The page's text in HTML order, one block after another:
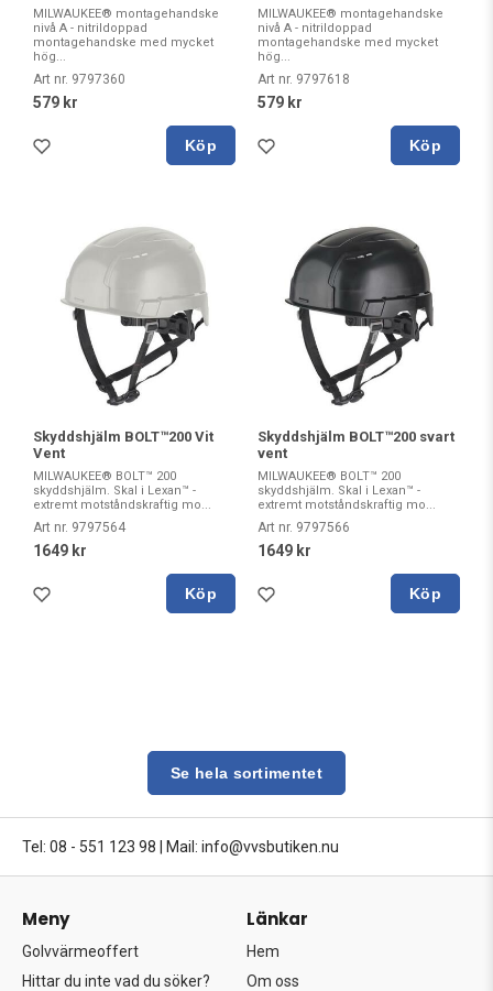
MILWAUKEE® montagehandske
nivå A - nitrildoppad
montagehandske med mycket
hög...
Art nr. 9797360
579 kr
Köp
MILWAUKEE® montagehandske
nivå A - nitrildoppad
montagehandske med mycket
hög...
Art nr. 9797618
579 kr
Köp
Skyddshjälm BOLT™200 Vit
Vent
MILWAUKEE® BOLT™ 200
skyddshjälm. Skal i Lexan™ -
extremt motståndskraftig mo...
Art nr. 9797564
1649 kr
Köp
Skyddshjälm BOLT™200 svart
vent
MILWAUKEE® BOLT™ 200
skyddshjälm. Skal i Lexan™ -
extremt motståndskraftig mo...
Art nr. 9797566
1649 kr
Köp
Se hela sortimentet
Tel: 08 - 551 123 98 Mail: info@vvsbutiken.nu
Meny
Golvvärmeoffert
Hittar du inte vad du söker?
Länkar
Hem
Om oss